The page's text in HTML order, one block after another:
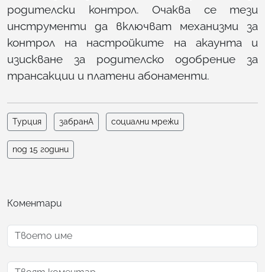
родителски контрол. Очаква се тези
инструменти да включват механизми за
контрол на настройките на акаунта и
изискване за родителско одобрение за
трансакции и платени абонаменти.
Турция забранА социални мрежи
под 15 години
Коментари